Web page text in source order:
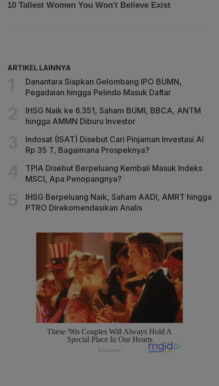
ARTIKEL LAINNYA
Danantara Siapkan Gelombang IPO BUMN,
Pegadaian hingga Pelindo Masuk Daftar
IHSG Naik ke 6.351, Saham BUMI, BBCA, ANTM
hingga AMMN Diburu Investor
Indosat (ISAT) Disebut Cari Pinjaman Investasi AI
Rp 35 T, Bagaimana Prospeknya?
TPIA Disebut Berpeluang Kembali Masuk Indeks
MSCI, Apa Penopangnya?
IHSG Berpeluang Naik, Saham AADI, AMRT hingga
PTRO Direkomendasikan Analis